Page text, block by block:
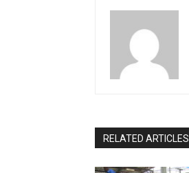
RELATED ARTICLES